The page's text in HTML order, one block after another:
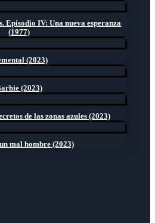
Episodio IV: Una nueva esperanza
(1977)
(2023)
(2023)
de las zonas azules (2023)
mal hombre (2023)